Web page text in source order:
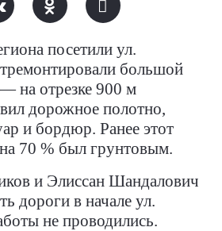
посетили ул.
большой
на отрезке 900 м
дорожное полотно,
и бордюр. Ранее этот
70 % был грунтовым.
и Элиссан Шандалович
дороги в начале ул.
не проводились.